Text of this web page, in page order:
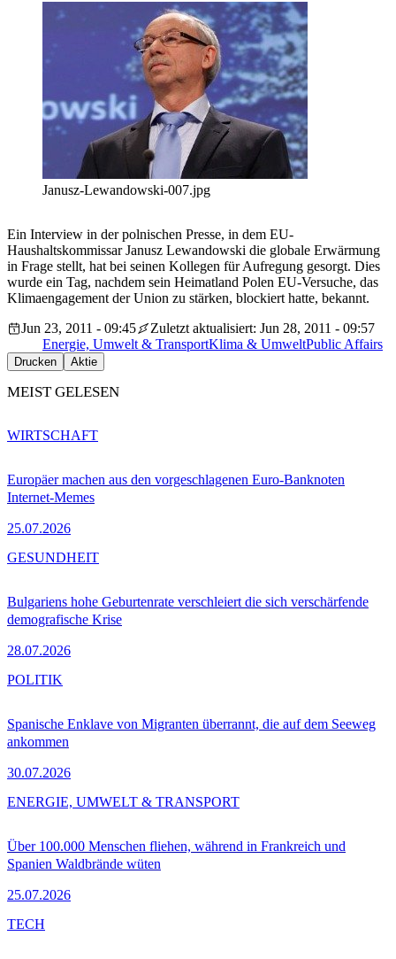
Janusz-Lewandowski-007.jpg
Ein Interview in der polnischen Presse, in dem EU-
Haushaltskommissar Janusz Lewandowski die globale Erwärmung
in Frage stellt, hat bei seinen Kollegen für Aufregung gesorgt. Dies
wurde ein Tag, nachdem sein Heimatland Polen EU-Versuche, das
Klimaengagement der Union zu stärken, blockiert hatte, bekannt.
Jun 23, 2011 - 09:45
Zuletzt aktualisiert: Jun 28, 2011 - 09:57
Energie, Umwelt & TransportKlima & UmweltPublic Affairs
Drucken Aktie
MEIST GELESEN
Europäer machen aus den vorgeschlagenen Euro-Banknoten
Internet-Memes
25.07.2026
WIRTSCHAFT
Bulgariens hohe Geburtenrate verschleiert die sich verschärfende
demografische Krise
28.07.2026
GESUNDHEIT
Spanische Enklave von Migranten überrannt, die auf dem Seeweg
ankommen
30.07.2026
POLITIK
Über 100.000 Menschen fliehen, während in Frankreich und
Spanien Waldbrände wüten
25.07.2026
ENERGIE, UMWELT & TRANSPORT
TECH